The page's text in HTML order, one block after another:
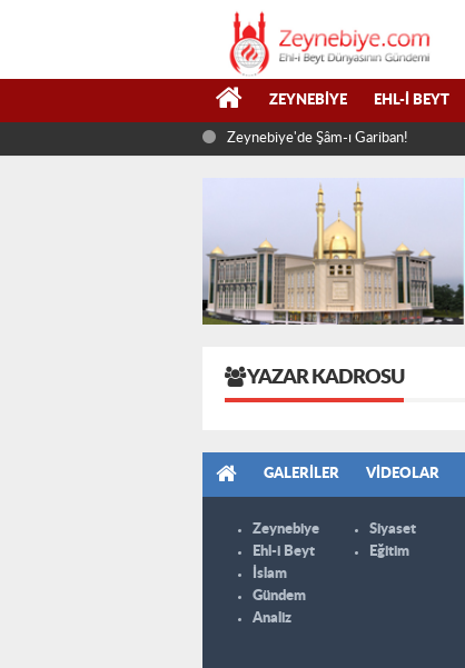
ZEYNEBIYE EHL-I BEYT
Zeynebiye'de Şâm-ı Gariban!
YAZAR KADROSU
GALERILER VIDEOLAR
Zeynebiye
Ehl-i Beyt
İslam
Gündem
Analiz
Siyaset
Eğitim